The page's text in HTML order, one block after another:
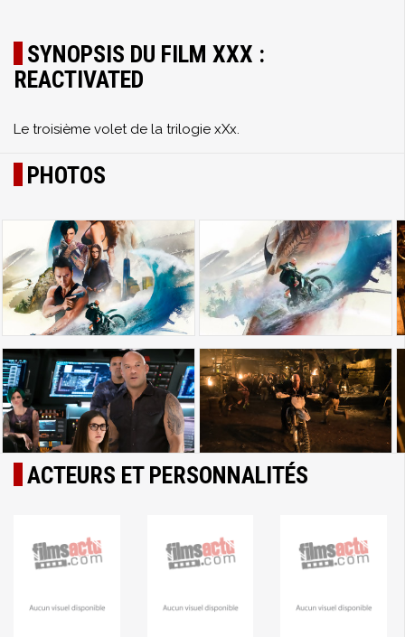
SYNOPSIS DU FILM XXX :
REACTIVATED
Le troisième volet de la trilogie xXx.
PHOTOS
ACTEURS ET PERSONNALITÉS